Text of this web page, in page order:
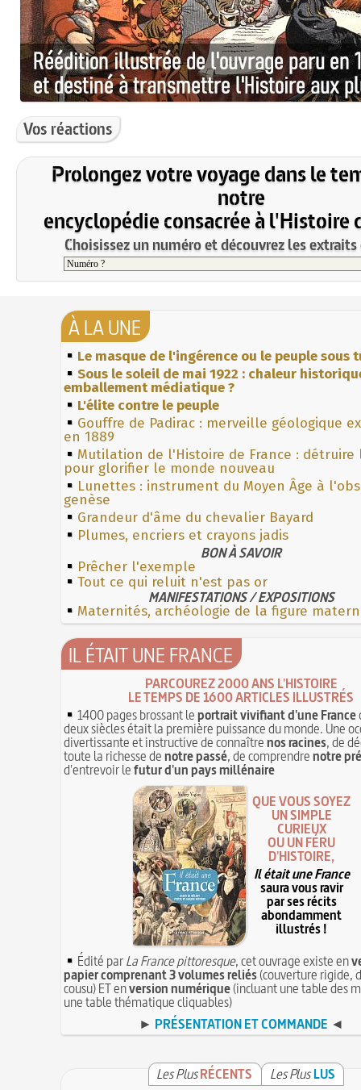
Vos réactions
Prolongez votre voyage dans le
notre
encyclopédie consacrée à l'Histoire
Choisissez un numéro et découvrez les
À LA UNE
Le masque de l'ingérence ou le peuple sous
Sous le soleil de mai 1922 : chaleur
emballement médiatique ?
L'élite contre le peuple
Gouffre de Padirac : merveille géologique
en 1889
Mutilation de l'Histoire de France : détruire
pour glorifier le monde nouveau
Lunettes : instrument du Moyen Âge à
genèse
Grandeur d'âme du chevalier Bayard
Plumes, encriers et crayons jadis
BON À SAVOIR
Prêcher l'exemple
Tout ce qui reluit n'est pas or
MANIFESTATIONS / EXPOSITIONS
Maternités, archéologie de la figure
IL ÉTAIT UNE FRANCE
PARCOUREZ 2000 ANS L'HISTOIRE
LE TEMPS DE 1600 ARTICLES ILLUSTRÉS
1400 pages brossant leportrait vivifiant d'une France
deux siècles était la première puissance du monde. Une
divertissante et instructive de connaîtrenos racines, de
toute la richesse denotre passé, de comprendrenotre
d'entrevoir lefutur d'un pays millénaire
QUE VOUS SOYEZ
UN SIMPLE
CURIEUX
OU UN FÉRU
D'HISTOIRE,
Il était une France
saura vous ravir
par ses récits
abondamment
illustrés !
Édité parLa France pittoresque, cet ouvrage existe en
papier comprenant 3 volumes reliés(couverture rigide,
cousu) ET enversion numérique(incluant une table des
une table thématique cliquables)
► PRÉSENTATION ET COMMANDE ◄
Les PlusRÉCENTS Les Plus LUS